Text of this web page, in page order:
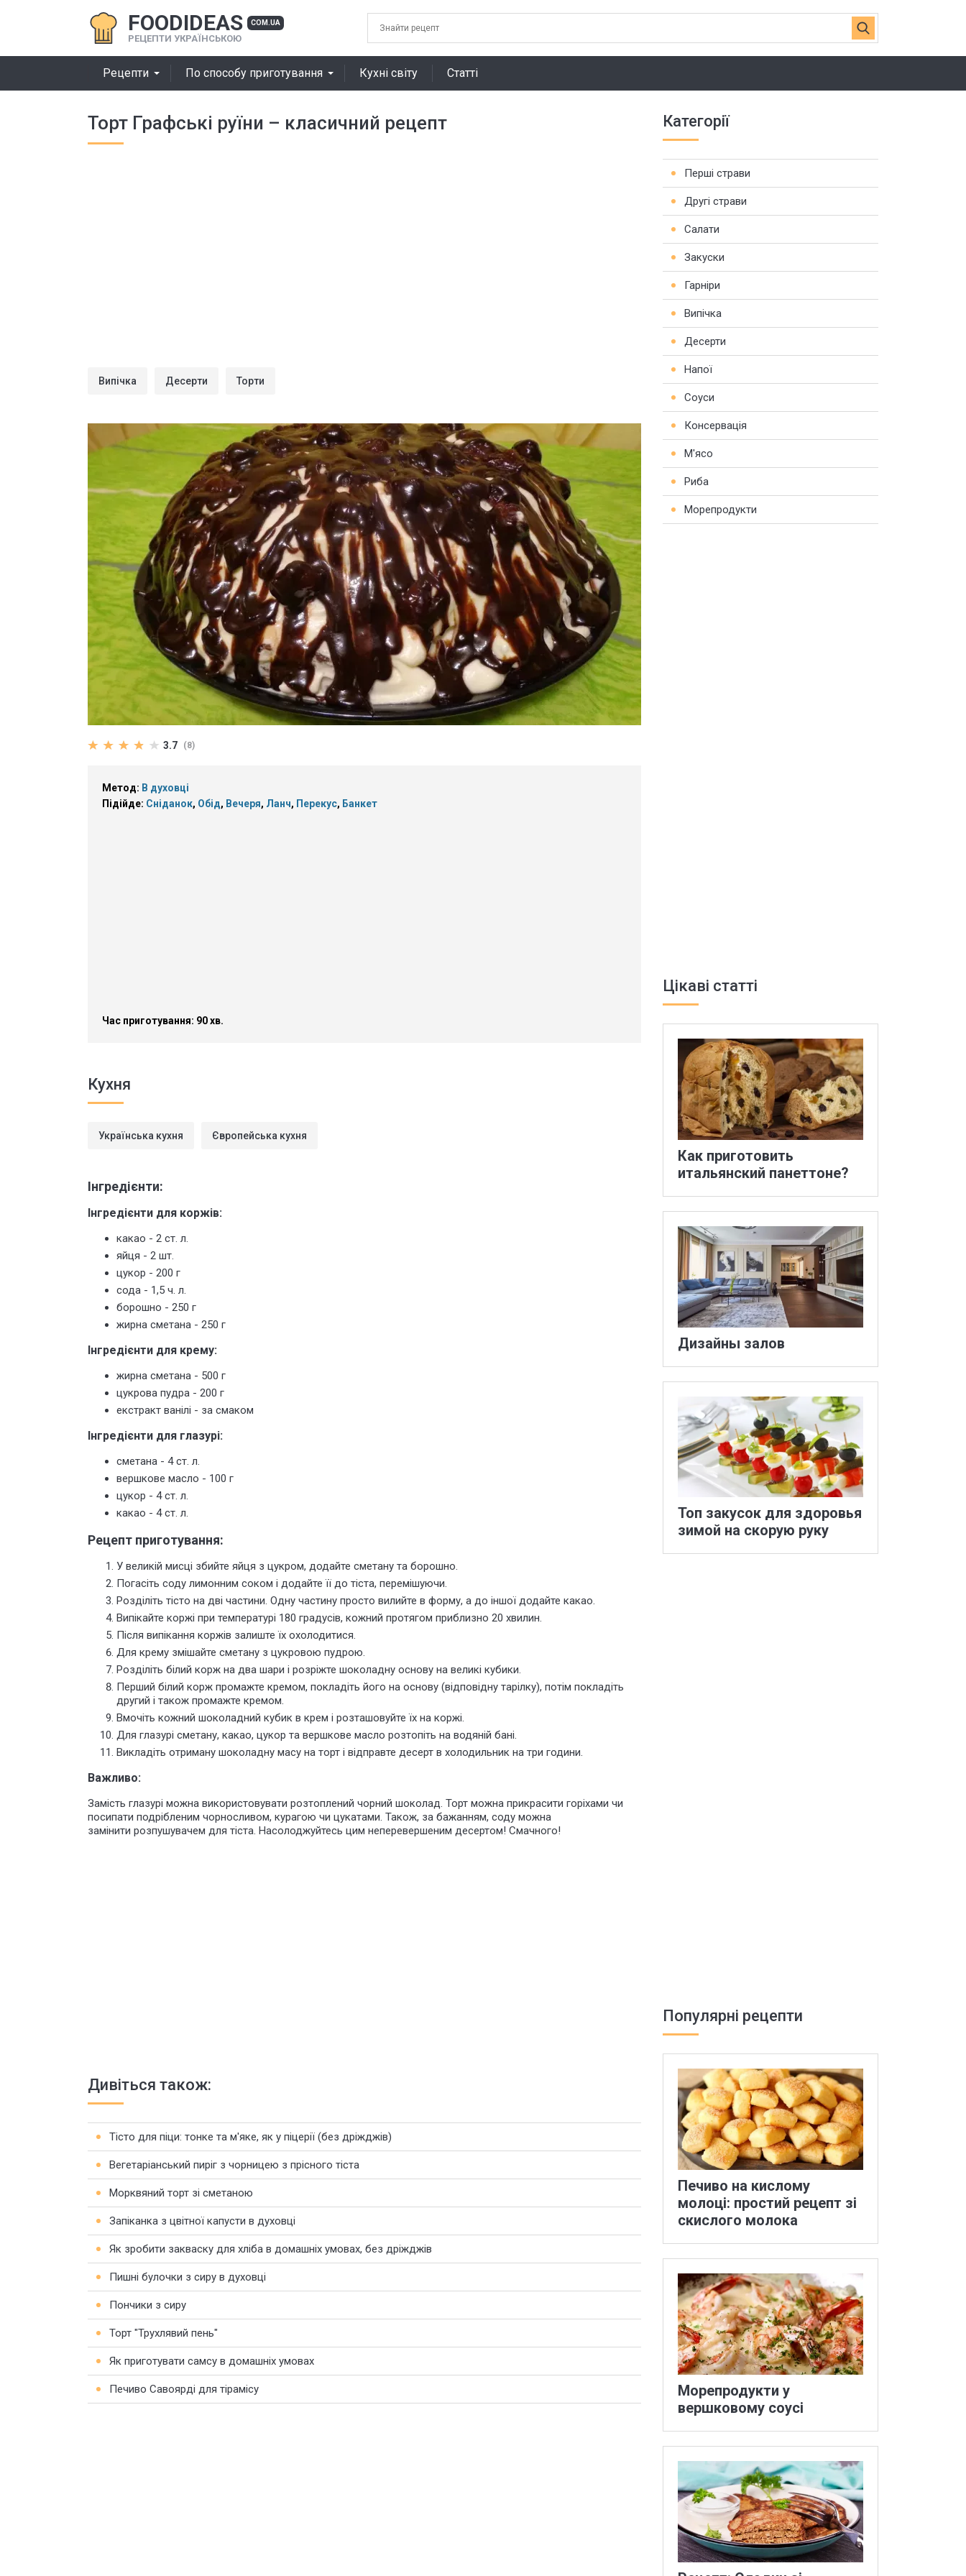
FOODIDEAS COM.UA
РЕЦЕПТИ УКРАЇНСЬКОЮ
Рецепти По способу приготування Кухні світу Статті
Торт Графські руїни – класичний рецепт
Випічка Десерти Торти
3.7 (8)
Метод: В духовці
Підійде: Сніданок, Обід, Вечеря, Ланч, Перекус, Банкет
Час приготування: 90 хв.
Кухня
Українська кухня Європейська кухня
Інгредієнти:
Інгредієнти для коржів:
какао - 2 ст. л.
яйця - 2 шт.
цукор - 200 г
сода - 1,5 ч. л.
борошно - 250 г
жирна сметана - 250 г
Інгредієнти для крему:
жирна сметана - 500 г
цукрова пудра - 200 г
екстракт ванілі - за смаком
Інгредієнти для глазурі:
сметана - 4 ст. л.
вершкове масло - 100 г
цукор - 4 ст. л.
какао - 4 ст. л.
Рецепт приготування:
У великій мисці збийте яйця з цукром, додайте сметану та борошно.
Погасіть соду лимонним соком і додайте її до тіста, перемішуючи.
Розділіть тісто на дві частини. Одну частину просто вилийте в форму, а до іншої додайте какао.
Випікайте коржі при температурі 180 градусів, кожний протягом приблизно 20 хвилин.
Після випікання коржів залиште їх охолодитися.
Для крему змішайте сметану з цукровою пудрою.
Розділіть білий корж на два шари і розріжте шоколадну основу на великі кубики.
Перший білий корж промажте кремом, покладіть його на основу (відповідну тарілку), потім покладіть
другий і також промажте кремом.
Вмочіть кожний шоколадний кубик в крем і розташовуйте їх на коржі.
Для глазурі сметану, какао, цукор та вершкове масло розтопіть на водяній бані.
Викладіть отриману шоколадну масу на торт і відправте десерт в холодильник на три години.
Важливо:
Замість глазурі можна використовувати розтоплений чорний шоколад. Торт можна прикрасити горіхами чи
посипати подрібленим чорносливом, курагою чи цукатами. Також, за бажанням, соду можна
замінити розпушувачем для тіста. Насолоджуйтесь цим неперевершеним десертом! Смачного!
Дивіться також:
Тісто для піци: тонке та м'яке, як у піцерії (без дріжджів)
Вегетаріанський пиріг з чорницею з прісного тіста
Морквяний торт зі сметаною
Запіканка з цвітної капусти в духовці
Як зробити закваску для хліба в домашніх умовах, без дріжджів
Пишні булочки з сиру в духовці
Пончики з сиру
Торт "Трухлявий пень"
Як приготувати самсу в домашніх умовах
Печиво Савоярді для тірамісу
Категорії
Перші страви
Другі страви
Салати
Закуски
Гарніри
Випічка
Десерти
Напої
Соуси
Консервація
М'ясо
Риба
Морепродукти
Цікаві статті
Как приготовить
итальянский панеттоне?
Дизайны залов
Топ закусок для здоровья
зимой на скорую руку
Популярні рецепти
Печиво на кислому
молоці: простий рецепт зі
скислого молока
Морепродукти у
вершковому соусі